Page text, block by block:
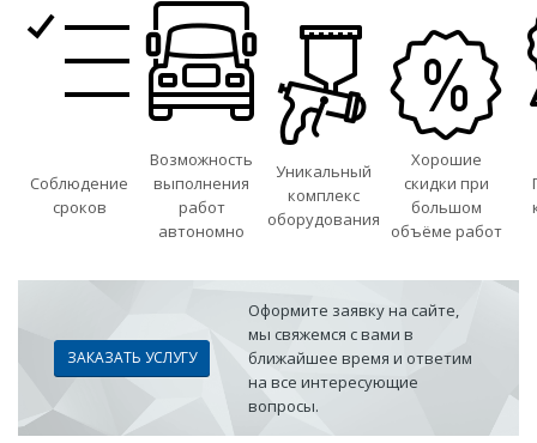
Соблюдение
сроков
Возможность
выполнения
работ
автономно
Уникальный
комплекс
оборудования
Хорошие
скидки при
большом
объёме работ
ЗАКАЗАТЬ УСЛУГУ
Оформите заявку на сайте,
мы свяжемся с вами в
ближайшее время и ответим
на все интересующие
вопросы.